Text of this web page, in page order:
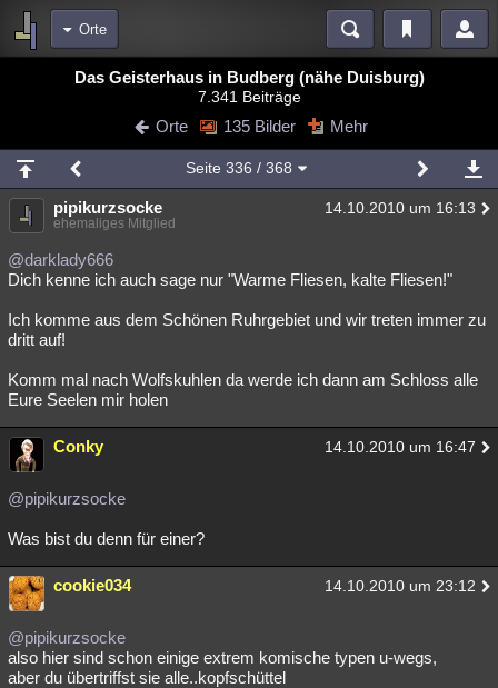
Orte
Blogs Videos
Chat Wiki Neuigkeiten
meine Rubriken
Menschen Wissenschaft Mystery Kriminalfälle
Spiritualität
weitere Rubriken
Astronomie Helpdesk
Musik Clash Allmystery English
Lesenswert Schlüsselwörter
Das Geisterhaus in Budberg (nähe Duisburg)
7.341 Beiträge
Orte 135 Bilder Mehr
Seite 336 / 368
pipikurzsocke 14.10.2010 um 16:13
ehemaliges Mitglied
@darklady666
Dich kenne ich auch sage nur "Warme Fliesen, kalte Fliesen!"
Ich komme aus dem Schönen Ruhrgebiet und wir treten immer zu
dritt auf!
Komm mal nach Wolfskuhlen da werde ich dann am Schloss alle
Eure Seelen mir holen
Conky 14.10.2010 um 16:47
@pipikurzsocke
Was bist du denn für einer?
cookie034 14.10.2010 um 23:12
@pipikurzsocke
also hier sind schon einige extrem komische typen u-wegs,
aber du übertriffst sie alle..kopfschüttel